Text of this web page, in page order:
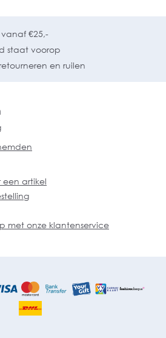
€25,-
staat voorop
en ruilen
een artikel
met onze klantenservice